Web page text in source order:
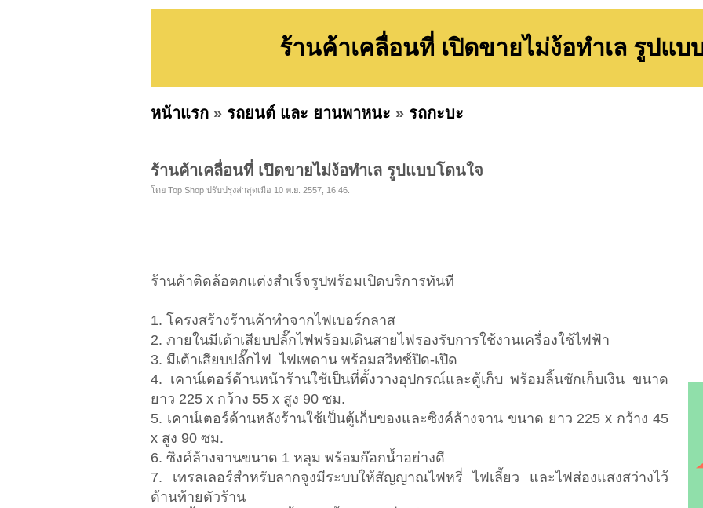
ร้านค้าเคลื่อนที่ เปิดขายไม่ง้อทำเล รูปแบ
หน้าแรก » รถยนต์ และ ยานพาหนะ » รถกะบะ
ร้านค้าเคลื่อนที่ เปิดขายไม่ง้อทำเล รูปแบบโดนใจ
โดย Top Shop ปรับปรุงล่าสุดเมื่อ 10 พ.ย. 2557, 16:46.
ร้านค้าติดล้อตกแต่งสำเร็จรูปพร้อมเปิดบริการทันที
1. โครงสร้างร้านค้าทำจากไฟเบอร์กลาส
2. ภายในมีเต้าเสียบปลั๊กไฟพร้อมเดินสายไฟรองรับการใช้งานเครื่องใช้ไฟฟ้า
3. มีเต้าเสียบปลั๊กไฟ ไฟเพดาน พร้อมสวิทซ์ปิด-เปิด
4. เคาน์เตอร์ด้านหน้าร้านใช้เป็นที่ตั้งวางอุปกรณ์และตู้เก็บ พร้อมลิ้นชักเก็บเงิน ขนาด
ยาว 225 x กว้าง 55 x สูง 90 ซม.
5. เคาน์เตอร์ด้านหลังร้านใช้เป็นตู้เก็บของและซิงค์ล้างจาน ขนาด ยาว 225 x กว้าง 45
x สูง 90 ซม.
6. ซิงค์ล้างจานขนาด 1 หลุม พร้อมก๊อกน้ำอย่างดี
7. เทรลเลอร์สำหรับลากจูงมีระบบให้สัญญาณไฟหรี่ ไฟเลี้ยว และไฟส่องแสงสว่างไว้
ด้านท้ายตัวร้าน